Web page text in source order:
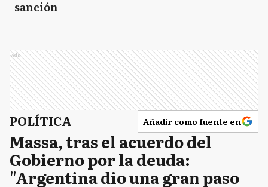
sanción
Ads
POLÍTICA Añadir como fuente en
Massa, tras el acuerdo del
Gobierno por la deuda:
"Argentina dio una gran paso